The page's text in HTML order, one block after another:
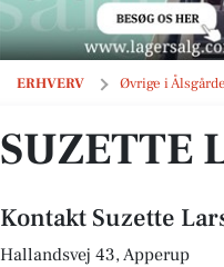
ERHVERV Øvrige i Ålsgårde
Suzette Larsen Bogudvikling
SUZETTE
Kontakt Suzette
Hallandsvej 43, Apperup